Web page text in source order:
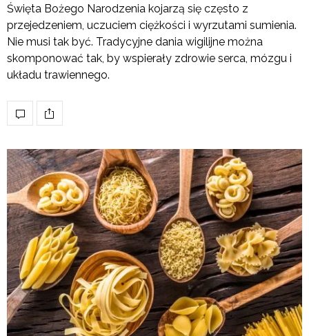
Święta Bożego Narodzenia kojarzą się często z
przejedzeniem, uczuciem ciężkości i wyrzutami sumienia.
Nie musi tak być. Tradycyjne dania wigilijne można
skomponować tak, by wspierały zdrowie serca, mózgu i
układu trawiennego.